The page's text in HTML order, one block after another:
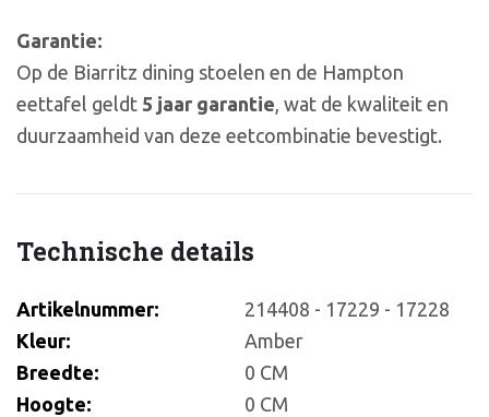
Garantie:
Op de Biarritz dining stoelen en de Hampton
eettafel geldt 5 jaar garantie , wat de kwaliteit en
duurzaamheid van deze eetcombinatie bevestigt.
Technische details
Artikelnummer:
214408 - 17229 - 17228
Kleur:
Amber
Breedte:
0 CM
Hoogte:
0 CM